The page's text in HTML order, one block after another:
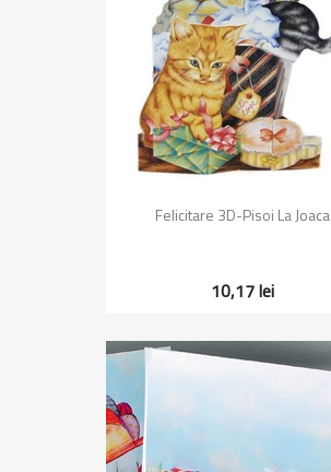
Vizualizare rapida
Felicitare 3D-Pisoi La Joaca
10,17 lei